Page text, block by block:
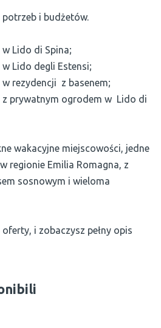
i budżetów.
Lido di Spina;
Lido degli Estensi;
rezydencji z basenem;
z prywatnym ogrodem w Lido di
wakacyjne miejscowości, jedne
regionie Emilia Romagna, z
sosnowym i wieloma
i zobaczysz pełny opis